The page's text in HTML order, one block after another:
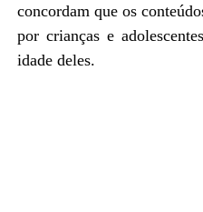
concordam que os
por crianças e
idade deles.